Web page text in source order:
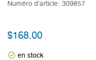
Numéro d'article: 309857
$168.00
en stock